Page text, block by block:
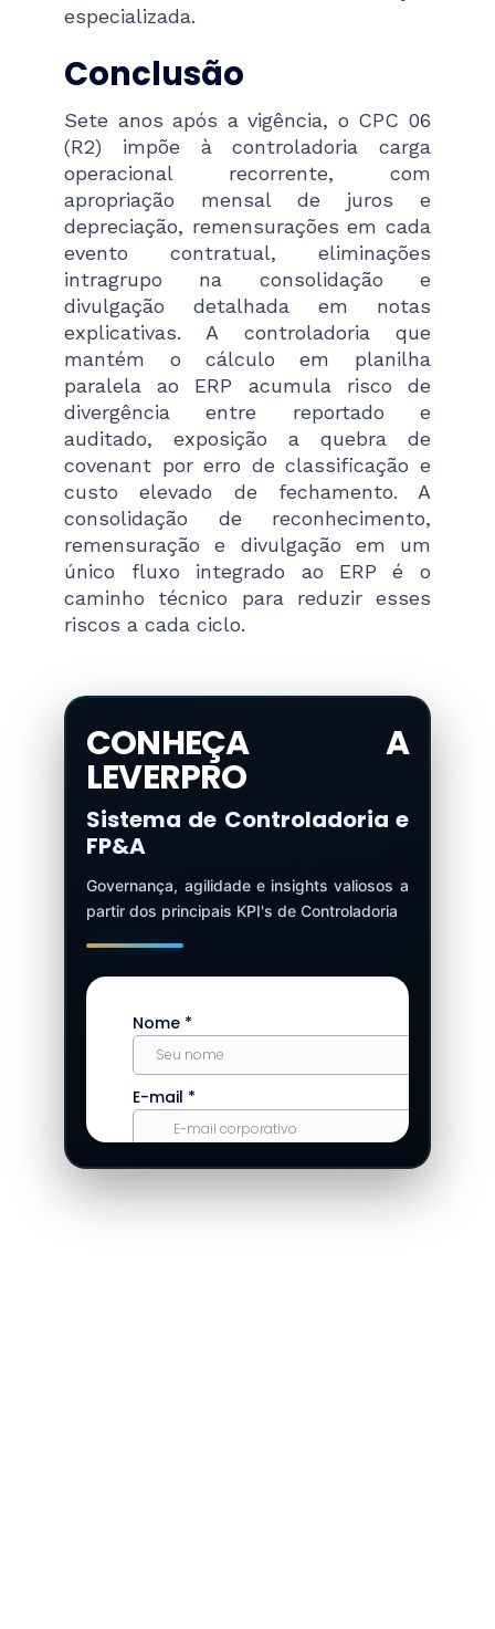
especializada.
Conclusão
Sete anos após a vigência, o CPC 06
(R2) impõe à controladoria carga
operacional recorrente, com
apropriação mensal de juros e
depreciação, remensurações em cada
evento contratual, eliminações
intragrupo na consolidação e
divulgação detalhada em notas
explicativas. A controladoria que
mantém o cálculo em planilha
paralela ao ERP acumula risco de
divergência entre reportado e
auditado, exposição a quebra de
covenant por erro de classificação e
custo elevado de fechamento. A
consolidação de reconhecimento,
remensuração e divulgação em um
único fluxo integrado ao ERP é o
caminho técnico para reduzir esses
riscos a cada ciclo.
CONHEÇA A
LEVERPRO
Sistema de Controladoria e
FP&A
Governança, agilidade e insights valiosos a
partir dos principais KPI's de Controladoria